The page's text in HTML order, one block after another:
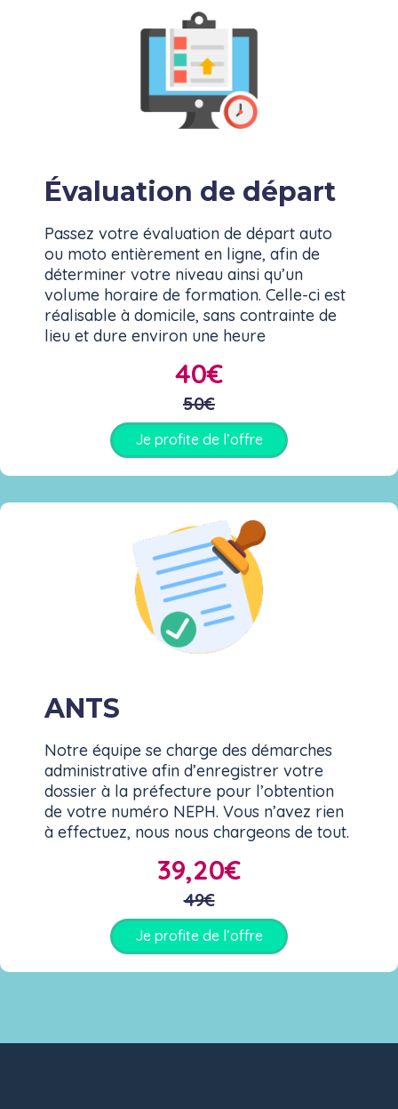
Évaluation de départ
Passez votre évaluation de départ auto
ou moto entièrement en ligne, afin de
déterminer votre niveau ainsi qu’un
volume horaire de formation. Celle-ci est
réalisable à domicile, sans contrainte de
lieu et dure environ une heure
40€
50€
Je profite de l’offre
ANTS
Notre équipe se charge des démarches
administrative afin d’enregistrer votre
dossier à la préfecture pour l’obtention
de votre numéro NEPH. Vous n’avez rien
à effectuez, nous nous chargeons de tout.
39,20€
49€
Je profite de l’offre